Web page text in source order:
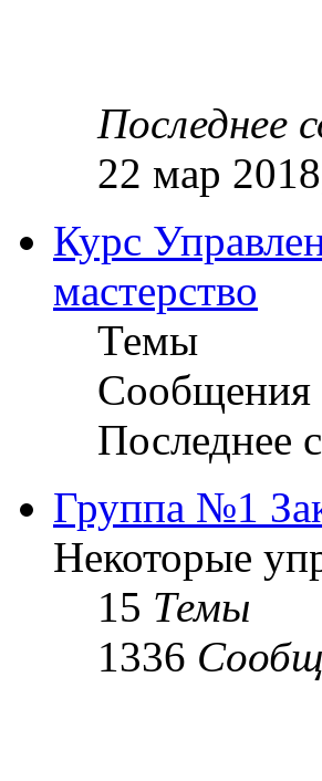
Последнее
22 мар
Курс
мастерство
Темы
Сообщения
Последнее
Группа №1
Некоторые
15 Темы
1336